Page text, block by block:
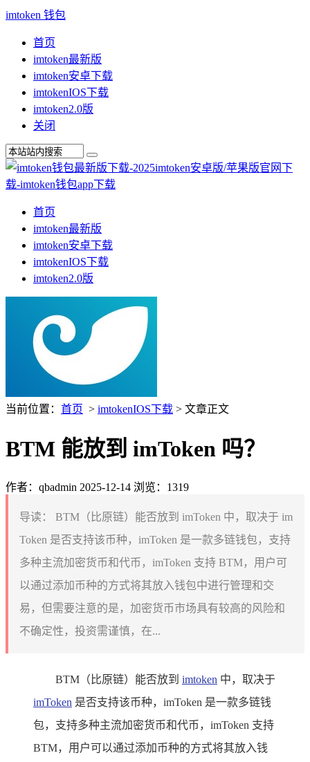
imtoken 钱包
首页
imtoken最新版
imtoken安卓下载
imtokenIOS下载
imtoken2.0版
关闭
首页
imtoken最新版
imtoken安卓下载
imtokenIOS下载
imtoken2.0版
当前位置： 首页 > imtokenIOS下载 > 文章正文
BTM 能放到 imToken 吗？
作者：qbadmin 2025-12-14 浏览：1319
导读：
BTM（比原链）能否放到 imToken 中，取决于 im
Token 是否支持该币种，imToken 是一款多链钱包，支持
多种主流加密货币和代币，imToken 支持 BTM，用户可
以通过添加币种的方式将其放入钱包中进行管理和交
易，但需要注意的是，加密货币市场具有较高的风险和
不确定性，投资需谨慎，在...
BTM（比原链）能否放到 imtoken 中，取决于
imToken 是否支持该币种，imToken 是一款多链钱
包，支持多种主流加密货币和代币，imToken 支持
BTM，用户可以通过添加币种的方式将其放入钱